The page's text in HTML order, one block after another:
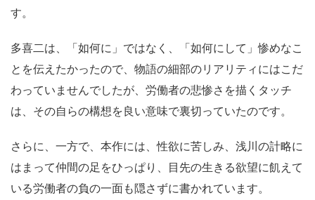
す。
多喜二は、「如何に」ではなく、「如何にして」惨めなこ
とを伝えたかったので、物語の細部のリアリティにはこだ
わっていませんでしたが、労働者の悲惨さを描くタッチ
は、その自らの構想を良い意味で裏切っていたのです。
さらに、一方で、本作には、性欲に苦しみ、浅川の計略に
はまって仲間の足をひっぱり、目先の生きる欲望に飢えて
いる労働者の負の一面も隠さずに書かれています。